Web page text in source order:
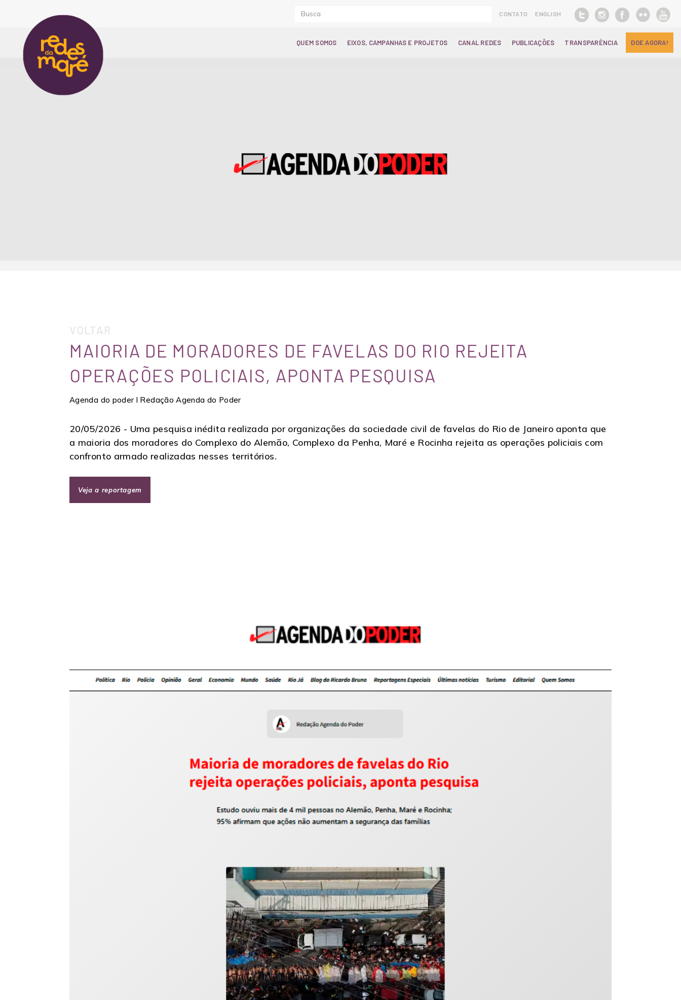
CONTATO ENGLISH
QUEM SOMOS EIXOS, CAMPANHAS E PROJETOS CANAL REDES PUBLICAÇÕES TRANSPARÊNCIA DOE AGORA!
VOLTAR
MAIORIA DE MORADORES DE FAVELAS DO RIO REJEITA
OPERAÇÕES POLICIAIS, APONTA PESQUISA
Agenda do poder l Redação Agenda do Poder
20/05/2026 - Uma pesquisa inédita realizada por organizações da sociedade civil de favelas do Rio de Janeiro aponta que
a maioria dos moradores do Complexo do Alemão, Complexo da Penha, Maré e Rocinha rejeita as operações policiais com
confronto armado realizadas nesses territórios.
Veja a reportagem